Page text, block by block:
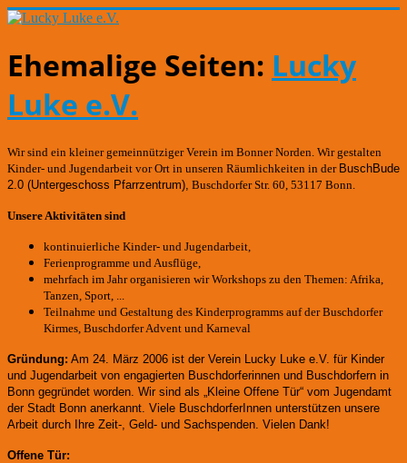
Ehemalige Seiten: Lucky
Luke e.V.
Wir sind ein kleiner gemeinnütziger Verein im Bonner Norden. Wir gestalten
Kinder- und Jugendarbeit vor Ort in unseren Räumlichkeiten in der BuschBude
2.0 (Untergeschoss Pfarrzentrum) Buschdorfer Str. 60, 53117 Bonn.
Unsere Aktivitäten sind
kontinuierliche Kinder- und Jugendarbeit,
Ferienprogramme und Ausflüge,
mehrfach im Jahr organisieren wir Workshops zu den Themen: Afrika,
Tanzen, Sport, ...
Teilnahme und Gestaltung des Kinderprogramms auf der Buschdorfer
Kirmes, Buschdorfer Advent und Karneval
Gründung: Am 24. März 2006 ist der Verein Lucky Luke e.V. für Kinder
und Jugendarbeit von engagierten Buschdorferinnen und Buschdorfern in
Bonn gegründet worden. Wir sind als „Kleine Offene Tür“ vom Jugendamt
der Stadt Bonn anerkannt. Viele BuschdorferInnen unterstützen unsere
Arbeit durch Ihre Zeit-, Geld- und Sachspenden. Vielen Dank!
Offene Tür: